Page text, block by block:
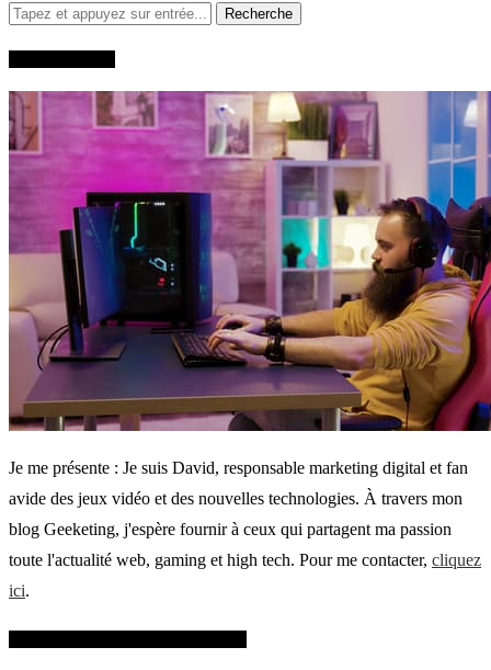
Je me présente : Je suis David, responsable marketing digital et fan
avide des jeux vidéo et des nouvelles technologies. À travers mon
blog Geeketing, j'espère fournir à ceux qui partagent ma passion
toute l'actualité web, gaming et high tech. Pour me contacter, cliquez
ici.